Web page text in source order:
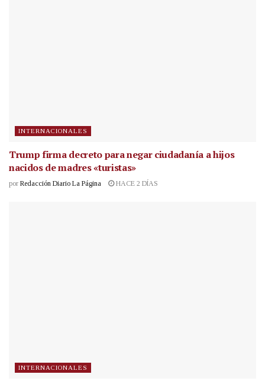
INTERNACIONALES
Trump firma decreto para negar ciudadanía a hijos
nacidos de madres «turistas»
por Redacción Diario La Página HACE 2 DÍAS
INTERNACIONALES